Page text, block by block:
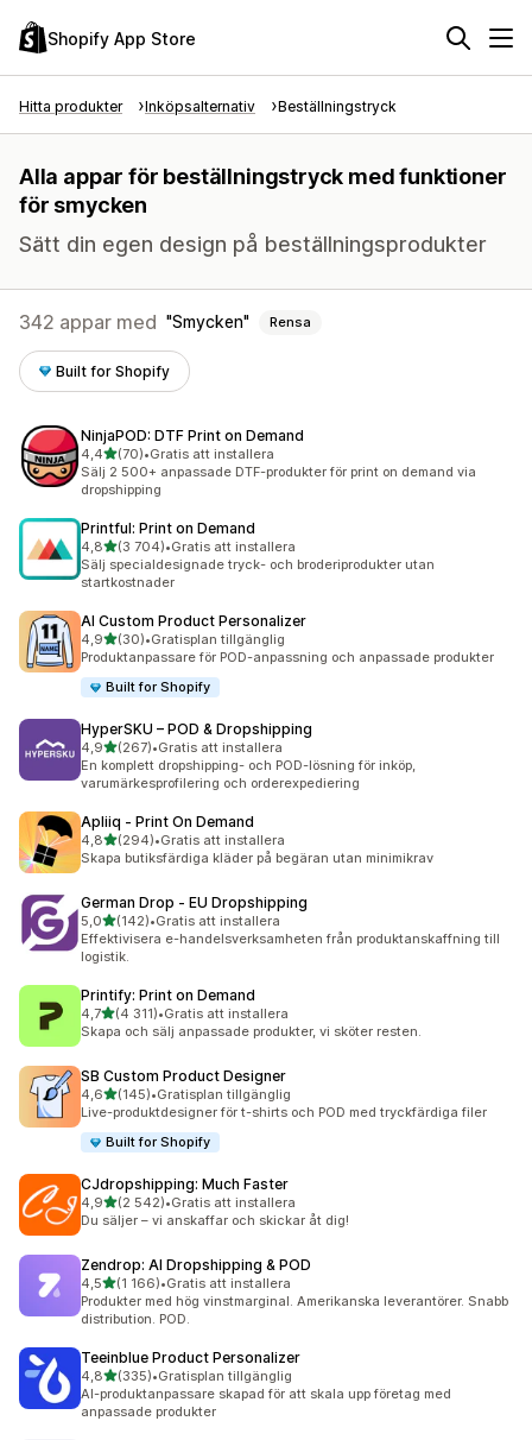
Shopify App Store
Hitta produkter Inköpsalternativ Beställningstryck
Alla appar för beställningstryck med funktioner
för smycken
Sätt din egen design på beställningsprodukter
342 appar med Smycken Rensa
Built for Shopify
NinjaPOD: DTF Print on Demand
4,4av 5 stjärnor
(70)
70 recensioner totalt
•Gratis att installera
Sälj 2 500+ anpassade DTF-produkter för print on demand via
dropshipping
Printful: Print on Demand
4,8av 5 stjärnor
(3 704)
3704 recensioner totalt
•Gratis att installera
Sälj specialdesignade tryck- och broderiprodukter utan
startkostnader
AI Custom Product Personalizer
4,9av 5 stjärnor
(30)
30 recensioner totalt
•Gratisplan tillgänglig
Produktanpassare för POD-anpassning och anpassade produkter
Built for Shopify
HyperSKU – POD & Dropshipping
4,9av 5 stjärnor
(267)
267 recensioner totalt
•Gratis att installera
En komplett dropshipping- och POD-lösning för inköp,
varumärkesprofilering och orderexpediering
Apliiq ‑ Print On Demand
4,8av 5 stjärnor
(294)
294 recensioner totalt
•Gratis att installera
Skapa butiksfärdiga kläder på begäran utan minimikrav
German Drop ‑ EU Dropshipping
5,0av 5 stjärnor
(142)
142 recensioner totalt
•Gratis att installera
Effektivisera e-handelsverksamheten från produktanskaffning till
logistik.
Printify: Print on Demand
4,7av 5 stjärnor
(4 311)
4311 recensioner totalt
•Gratis att installera
Skapa och sälj anpassade produkter, vi sköter resten.
SB Custom Product Designer
4,6av 5 stjärnor
(145)
145 recensioner totalt
•Gratisplan tillgänglig
Live-produktdesigner för t-shirts och POD med tryckfärdiga filer
Built for Shopify
CJdropshipping: Much Faster
4,9av 5 stjärnor
(2 542)
2542 recensioner totalt
•Gratis att installera
Du säljer – vi anskaffar och skickar åt dig!
Zendrop: AI Dropshipping & POD
4,5av 5 stjärnor
(1 166)
1166 recensioner totalt
•Gratis att installera
Produkter med hög vinstmarginal. Amerikanska leverantörer. Snabb
distribution. POD.
Teeinblue Product Personalizer
4,8av 5 stjärnor
(335)
335 recensioner totalt
•Gratisplan tillgänglig
AI-produktanpassare skapad för att skala upp företag med
anpassade produkter